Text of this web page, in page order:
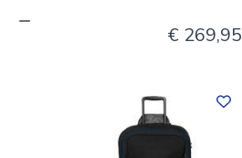
€ 269,95